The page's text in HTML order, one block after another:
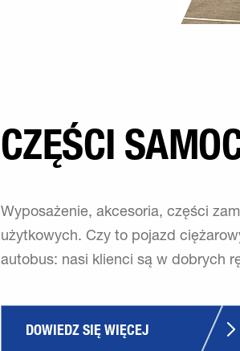
CZĘŚCI
Wyposażenie, akcesoria, części
użytkowych. Czy to pojazd
autobus: nasi klienci są w dobrych
DOWIEDZ SIĘ WIĘCEJ